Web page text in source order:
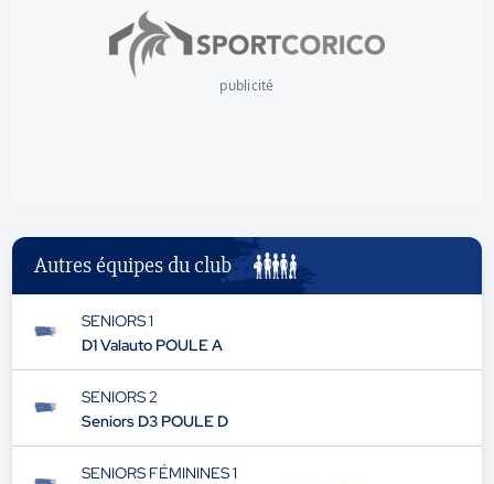
publicité
Autres équipes du club
SENIORS 1
D1 Valauto POULE A
SENIORS 2
Seniors D3 POULE D
SENIORS FÉMININES 1